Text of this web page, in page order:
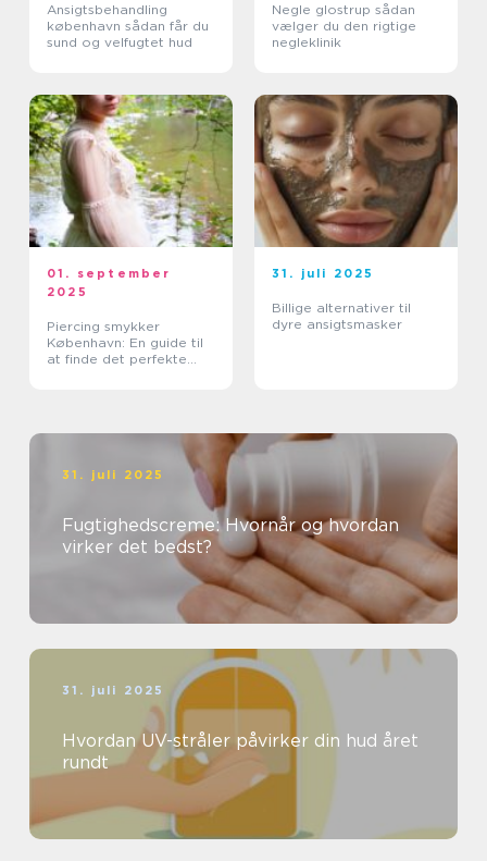
Ansigtsbehandling
københavn sådan får du
sund og velfugtet hud
Negle glostrup sådan
vælger du den rigtige
negleklinik
01. september
2025
Piercing smykker
København: En guide til
at finde det perfekte
31. juli 2025
Billige alternativer til
dyre ansigtsmasker
31. juli 2025
Fugtighedscreme: Hvornår og hvordan
virker det bedst?
31. juli 2025
Hvordan UV-stråler påvirker din hud året
rundt